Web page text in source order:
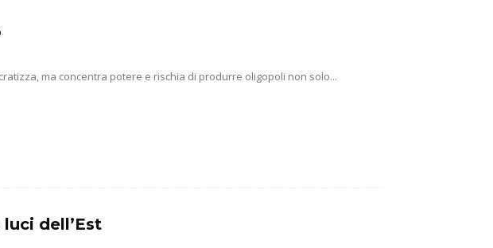
ma concentra potere e rischia di produrre oligopoli non solo...
dell’Est